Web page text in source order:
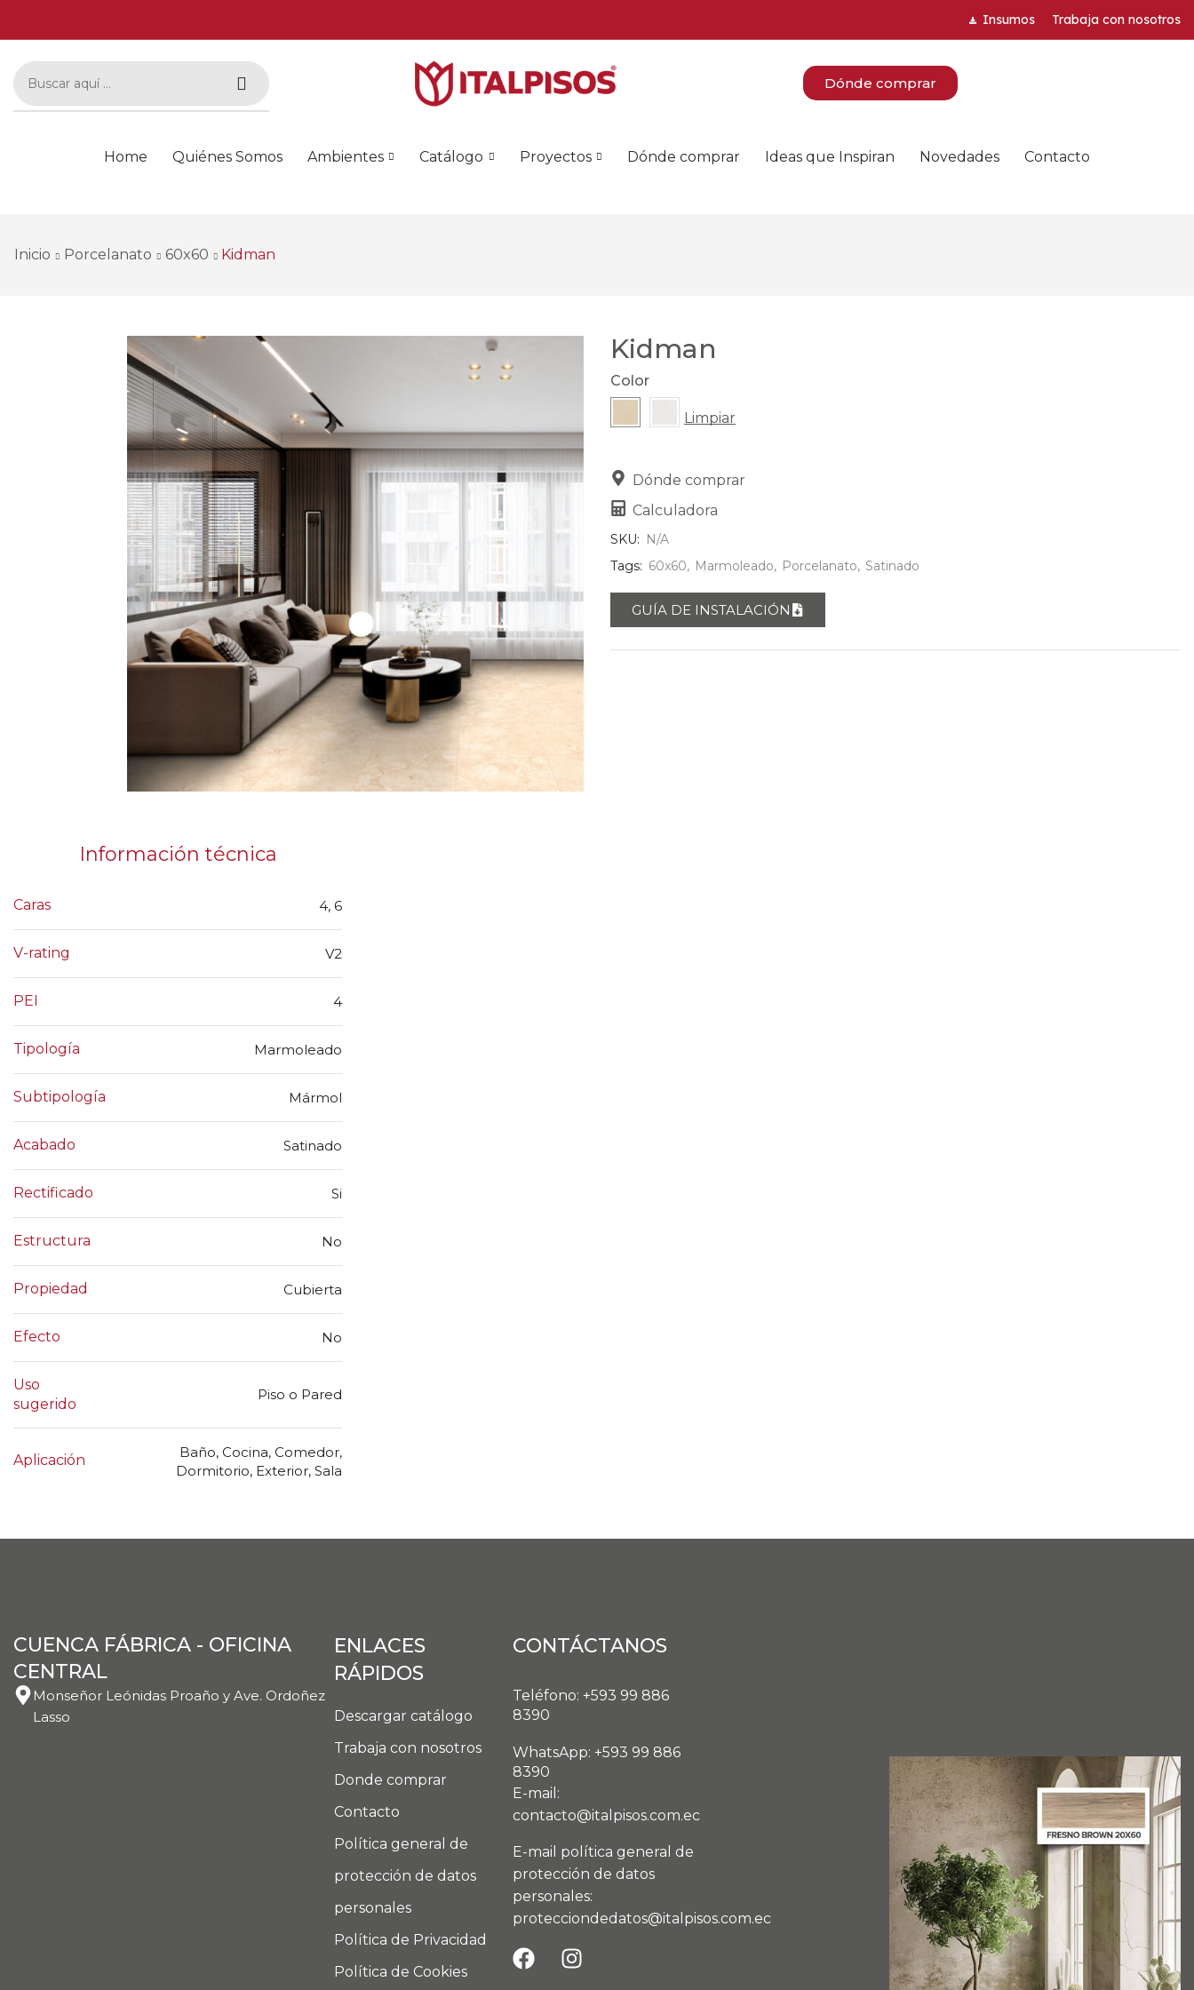
Insumos Trabaja con nosotros
Dónde comprar
Home Quiénes Somos Ambientes Catálogo Proyectos Dónde comprar Ideas que Inspiran Novedades Contacto
Inicio Porcelanato 60x60 Kidman
Kidman
Color
Limpiar
Dónde comprar
Calculadora
SKU: N/A
Tags: 60x60, Marmoleado, Porcelanato, Satinado
GUÍA DE INSTALACIÓN
Información técnica
Caras 4, 6
V-rating V2
PEI 4
Tipología Marmoleado
Subtipología Mármol
Acabado Satinado
Rectificado Si
Estructura No
Propiedad Cubierta
Efecto No
Uso
sugerido
Piso o Pared
Aplicación
Baño, Cocina, Comedor,
Dormitorio, Exterior, Sala
CUENCA FÁBRICA - OFICINA
CENTRAL
Monseñor Leónidas Proaño y Ave. Ordoñez
Lasso
ENLACES
RÁPIDOS
Descargar catálogo
Trabaja con nosotros
Donde comprar
Contacto
Política general de
protección de datos
personales
Política de Privacidad
Política de Cookies
CONTÁCTANOS
Teléfono: +593 99 886
8390
WhatsApp: +593 99 886
8390
E-mail:
contacto@italpisos.com.ec
E-mail política general de
protección de datos
personales:
protecciondedatos@italpisos.com.ec